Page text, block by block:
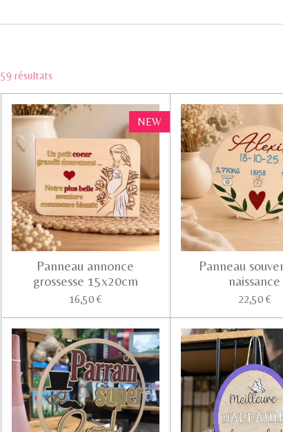
59 résultats
NEW
Panneau annonce
grossesse 15x20cm
16,50 €
Panneau
naissance
22,50 €